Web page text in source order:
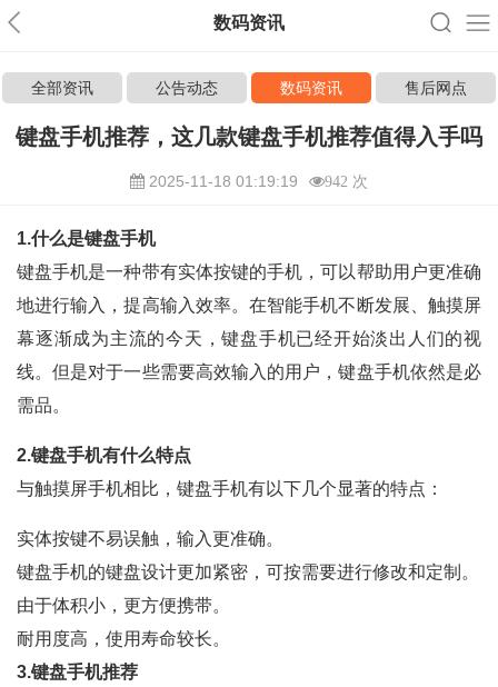
数码资讯
全部资讯 公告动态 数码资讯 售后网点
键盘手机推荐，这几款键盘手机推荐值得入手吗
2025-11-18 01:19:19 942 次
1.什么是键盘手机
键盘手机是一种带有实体按键的手机，可以帮助用户更准确
地进行输入，提高输入效率。在智能手机不断发展、触摸屏
幕逐渐成为主流的今天，键盘手机已经开始淡出人们的视
线。但是对于一些需要高效输入的用户，键盘手机依然是必
需品。
2.键盘手机有什么特点
与触摸屏手机相比，键盘手机有以下几个显著的特点：
实体按键不易误触，输入更准确。
键盘手机的键盘设计更加紧密，可按需要进行修改和定制。
由于体积小，更方便携带。
耐用度高，使用寿命较长。
3.键盘手机推荐